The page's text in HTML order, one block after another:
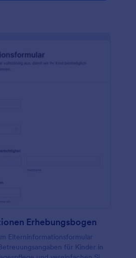
Erhebungsbogen
Elterninformationsformular
für Kinder in